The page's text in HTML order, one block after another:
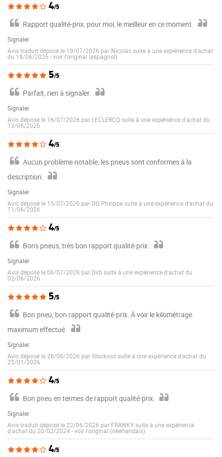
4/5
Rapport qualité-prix, pour moi, le meilleur en ce moment.
Signaler
Avis traduit déposé le 19/07/2026 par Nicolás suite à une expérience d'achat
du 18/06/2026 -voir l'original (espagnol)
5/5
Parfait, rien à signaler.
Signaler
Avis déposé le 16/07/2026 par LECLERCQ suite à une expérience d'achat du
13/06/2026
4/5
Aucun problème notable, les pneus sont conformes à la
description.
Signaler
Avis déposé le 15/07/2026 par DO Philippe suite à une expérience d'achat du
11/06/2026
4/5
Bons pneus, très bon rapport qualité-prix.
Signaler
Avis déposé le 06/07/2026 par Didi suite à une expérience d'achat du
02/06/2026
5/5
Bon pneu, bon rapport qualité-prix. À voir le kilométrage
maximum effectué.
Signaler
Avis déposé le 28/06/2026 par Stockoss suite à une expérience d'achat du
25/01/2026
4/5
Bon pneu en termes de rapport qualité-prix.
Signaler
Avis traduit déposé le 22/06/2026 par FRANKY suite à une expérience
d'achat du 20/02/2024-voir l'original (néerlandais)
4/5